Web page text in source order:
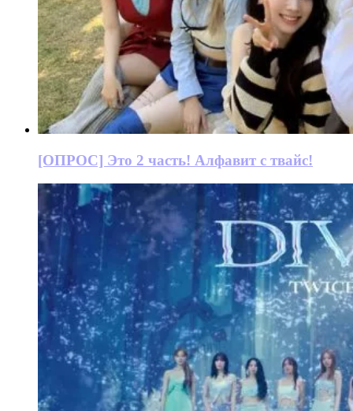
[ОПРОС] Это 2 часть! Алфавит с твайс!